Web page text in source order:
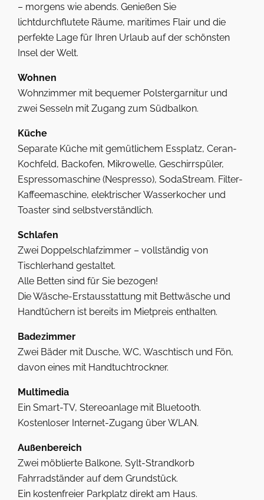
– morgens wie abends. Genießen Sie
lichtdurchflutete Räume, maritimes Flair und die
perfekte Lage für Ihren Urlaub auf der schönsten
Insel der Welt.
Wohnen
Wohnzimmer mit bequemer Polstergarnitur und
zwei Sesseln mit Zugang zum Südbalkon.
Küche
Separate Küche mit gemütlichem Essplatz, Ceran-
Kochfeld, Backofen, Mikrowelle, Geschirrspüler,
Espressomaschine (Nespresso), SodaStream. Filter-
Kaffeemaschine, elektrischer Wasserkocher und
Toaster sind selbstverständlich.
Schlafen
Zwei Doppelschlafzimmer – vollständig von
Tischlerhand gestaltet.
Alle Betten sind für Sie bezogen!
Die Wäsche-Erstausstattung mit Bettwäsche und
Handtüchern ist bereits im Mietpreis enthalten.
Badezimmer
Zwei Bäder mit Dusche, WC, Waschtisch und Fön,
davon eines mit Handtuchtrockner.
Multimedia
Ein Smart-TV, Stereoanlage mit Bluetooth.
Kostenloser Internet-Zugang über WLAN.
Außenbereich
Zwei möblierte Balkone, Sylt-Strandkorb
Fahrradständer auf dem Grundstück.
Ein kostenfreier Parkplatz direkt am Haus.